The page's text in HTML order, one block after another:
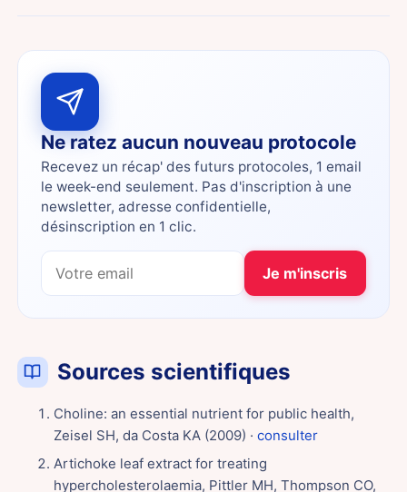
Ne ratez aucun nouveau protocole
Recevez un récap' des futurs protocoles, 1 email
le week-end seulement. Pas d'inscription à une
newsletter, adresse confidentielle,
désinscription en 1 clic.
Je m'inscris
Sources scientifiques
Choline: an essential nutrient for public health,
Zeisel SH, da Costa KA (2009) · consulter
Artichoke leaf extract for treating
hypercholesterolaemia, Pittler MH, Thompson CO,